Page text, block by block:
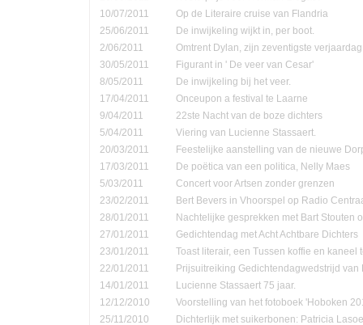
10/07/2011
Op de Literaire cruise van Flandria
25/06/2011
De inwijkeling wijkt in, per boot.
2/06/2011
Omtrent Dylan, zijn zeventigste verjaardag
30/05/2011
Figurant in ' De veer van Cesar'
8/05/2011
De inwijkeling bij het veer.
17/04/2011
Onceupon a festival te Laarne
9/04/2011
22ste Nacht van de boze dichters
5/04/2011
Viering van Lucienne Stassaert.
20/03/2011
Feestelijke aanstelling van de nieuwe
17/03/2011
De poëtica van een politica, Nelly Maes
5/03/2011
Concert voor Artsen zonder grenzen
23/02/2011
Bert Bevers in Vhoorspel op Radio
28/01/2011
Nachtelijke gesprekken met Bart Stouten
27/01/2011
Gedichtendag met Acht Achtbare Dichters
23/01/2011
Toast literair, een Tussen koffie en kaneel
22/01/2011
Prijsuitreiking Gedichtendagwedstrijd van
14/01/2011
Lucienne Stassaert 75 jaar.
12/12/2010
Voorstelling van het fotoboek 'Hoboken
25/11/2010
Dichterlijk met suikerbonen: Patricia